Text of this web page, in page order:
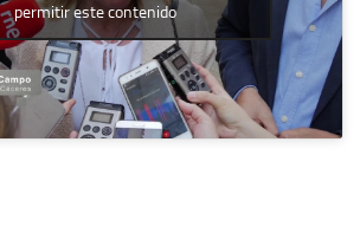
permitir este contenido